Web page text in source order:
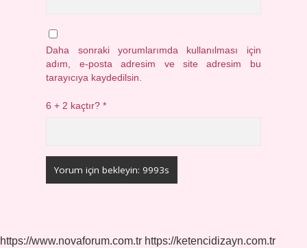
Daha sonraki yorumlarımda kullanılması için
adım, e-posta adresim ve site adresim bu
tarayıcıya kaydedilsin.
6 + 2 kaçtır?*
https://www.novaforum.com.tr https://ketencidizayn.com.tr